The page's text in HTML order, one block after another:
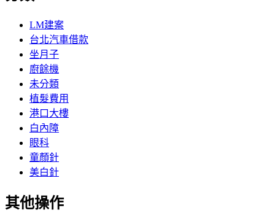
LM建案
台北汽車借款
坐月子
廚餘機
未分類
植髮費用
港口大樓
白內障
眼科
童顏針
美白針
其他操作